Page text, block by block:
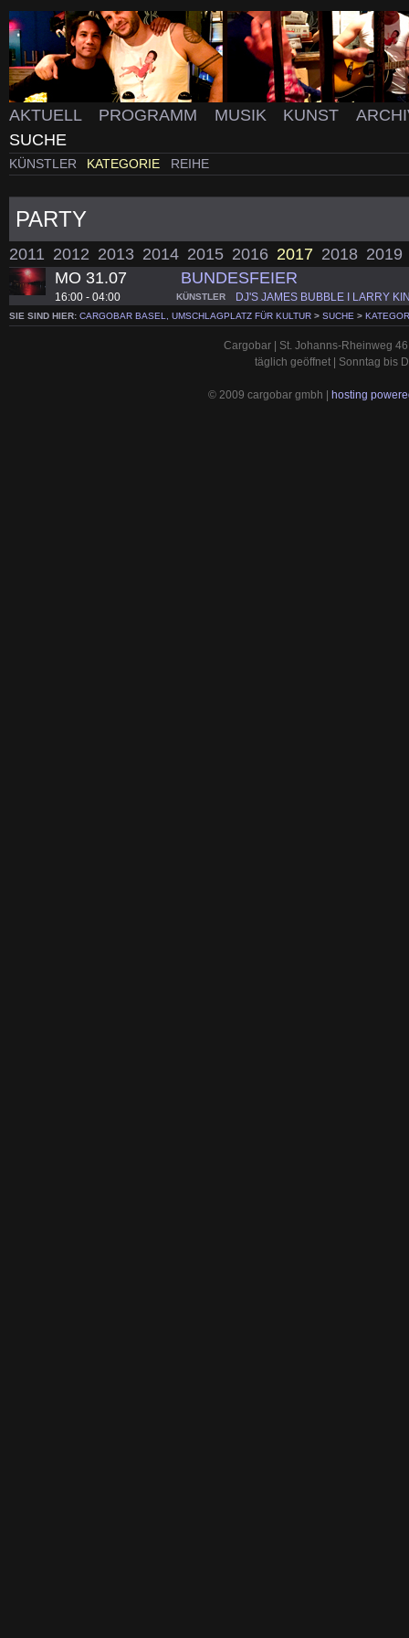
AKTUELL PROGRAMM MUSIK KUNST
SUCHE
KÜNSTLER KATEGORIE REIHE
PARTY
2011 2012 2013 2014 2015 2016 2017 2018 2019
MO 31.07
16:00 - 04:00
BUNDESFEIER
KÜNSTLER DJ'S JAMES BUBBLE I LARRY
SIE SIND HIER: CARGOBAR BASEL, UMSCHLAGPLATZ FÜR KULTUR > SUCHE >
Cargobar | St. Johanns-Rheinweg
täglich geöffnet | Sonntag bis
© 2009 cargobar gmbh | hosting